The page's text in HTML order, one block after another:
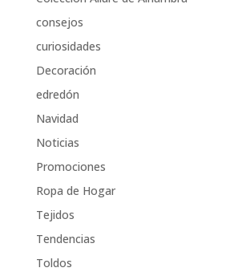
consejos
curiosidades
Decoración
edredón
Navidad
Noticias
Promociones
Ropa de Hogar
Tejidos
Tendencias
Toldos